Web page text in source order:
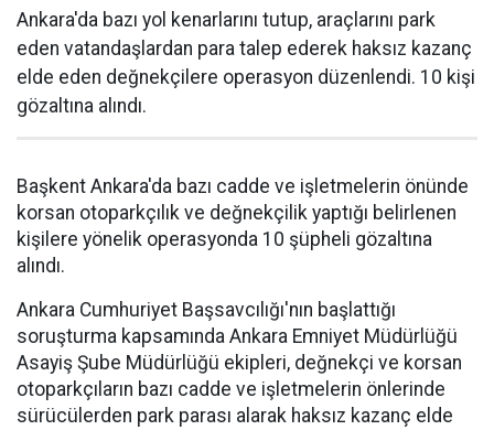
Ankara'da bazı yol kenarlarını tutup, araçlarını park
eden vatandaşlardan para talep ederek haksız kazanç
elde eden değnekçilere operasyon düzenlendi. 10 kişi
gözaltına alındı.
Başkent Ankara'da bazı cadde ve işletmelerin önünde
korsan otoparkçılık ve değnekçilik yaptığı belirlenen
kişilere yönelik operasyonda 10 şüpheli gözaltına
alındı.
Ankara Cumhuriyet Başsavcılığı'nın başlattığı
soruşturma kapsamında Ankara Emniyet Müdürlüğü
Asayiş Şube Müdürlüğü ekipleri, değnekçi ve korsan
otoparkçıların bazı cadde ve işletmelerin önlerinde
sürücülerden park parası alarak haksız kazanç elde